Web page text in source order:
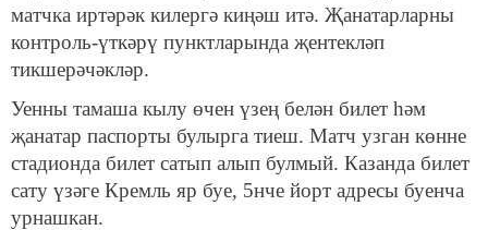
матчка иртәрәк килергә киңәш итә. Җанатарларны
контроль-үткәрү пунктларында җентекләп
тикшерәчәкләр.
Уенны тамаша кылу өчен үзең белән билет һәм
җанатар паспорты булырга тиеш. Матч узган көнне
стадионда билет сатып алып булмый. Казанда билет
сату үзәге Кремль яр буе, 5нче йорт адресы буенча
урнашкан.